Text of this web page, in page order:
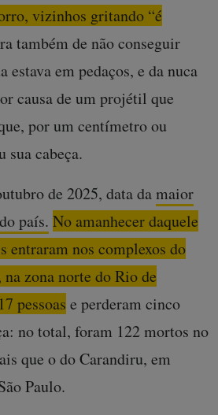
vizinhos gritando “é
também de não conseguir
estava em pedaços, e da nuca
causa de um projétil que
por um centímetro ou
sua cabeça.
de 2025, data damaior
país. No amanhecer daquele
nos complexos do
zona norte do Rio de
pessoas e perderam cinco
no total, foram 122 mortos no
que o do Carandiru, em
Paulo.